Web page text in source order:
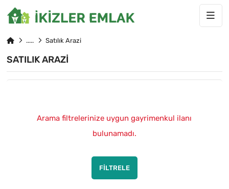
Satılık Arazi
SATILIK ARAZI
Arama filtrelerinize uygun gayrimenkul ilanı
bulunamadı.
FILTRELE